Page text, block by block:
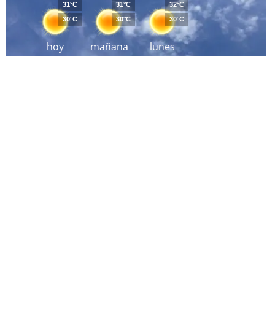
hoy
31°C
30°C
mañana
31°C
30°C
lunes
32°C
30°C